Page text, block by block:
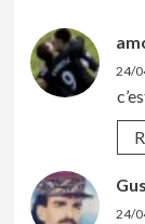
24/
24/